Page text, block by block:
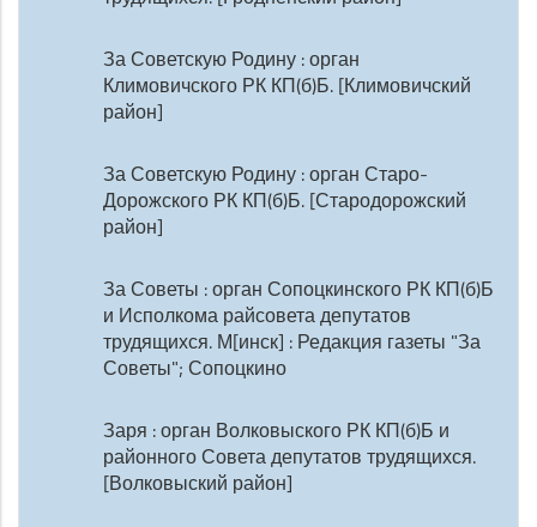
За Советскую Родину : орган
Климовичского РК КП(б)Б. [Климовичский
район]
За Советскую Родину : орган Старо-
Дорожского РК КП(б)Б. [Стародорожский
район]
За Советы : орган Сопоцкинского РК КП(б)Б
и Исполкома райсовета депутатов
трудящихся. М[инск] : Редакция газеты "За
Советы"; Сопоцкино
Заря : орган Волковыского РК КП(б)Б и
районного Совета депутатов трудящихся.
[Волковыский район]